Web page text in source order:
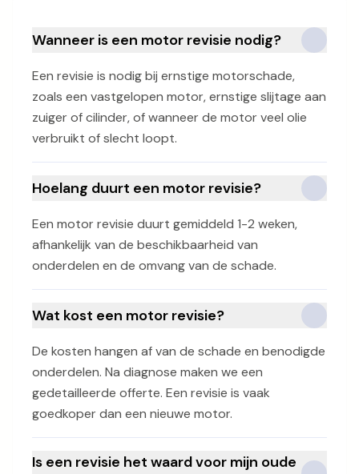
Wanneer is een motor revisie nodig?
Een revisie is nodig bij ernstige motorschade,
zoals een vastgelopen motor, ernstige slijtage aan
zuiger of cilinder, of wanneer de motor veel olie
verbruikt of slecht loopt.
Hoelang duurt een motor revisie?
Een motor revisie duurt gemiddeld 1-2 weken,
afhankelijk van de beschikbaarheid van
onderdelen en de omvang van de schade.
Wat kost een motor revisie?
De kosten hangen af van de schade en benodigde
onderdelen. Na diagnose maken we een
gedetailleerde offerte. Een revisie is vaak
goedkoper dan een nieuwe motor.
Is een revisie het waard voor mijn oude